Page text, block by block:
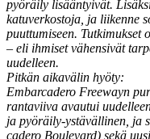
pyöräi­ly lisään­tyivät.
katu­verkos­to­ja, ja liikenne
puut­tumiseen. Tutkimuk­set
– eli ihmiset vähen­sivät
uudelleen.
Pitkän aikavälin hyöty:
Embar­cadero Free­wayn
rantavi­i­va avau­tui
ja pyöräi­ly-ystävälli­nen, ja
cadero Boule­vard) sekä